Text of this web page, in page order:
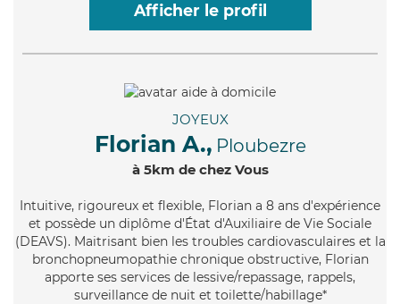
Afficher le profil
JOYEUX
Florian A., Ploubezre
à 5km de chez Vous
Intuitive, rigoureux et flexible, Florian a 8 ans d'expérience
et possède un diplôme d'État d'Auxiliaire de Vie Sociale
(DEAVS). Maitrisant bien les troubles cardiovasculaires et la
bronchopneumopathie chronique obstructive, Florian
apporte ses services de lessive/repassage, rappels,
surveillance de nuit et toilette/habillage*